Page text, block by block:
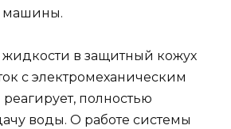
машины.
в защитный кожух
с электромеханическим
полностью
воды. О работе системы